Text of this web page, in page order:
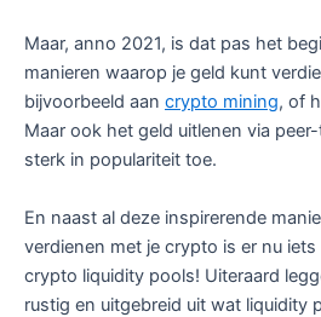
Maar, anno 2021, is dat pas het
manieren waarop je geld kunt
bijvoorbeeld aan crypto mining, of
Maar ook het geld uitlenen via
sterk in populariteit toe.
En naast al deze inspirerende
verdienen met je crypto is er nu
crypto liquidity pools! Uiteraard
rustig en uitgebreid uit wat liquidity